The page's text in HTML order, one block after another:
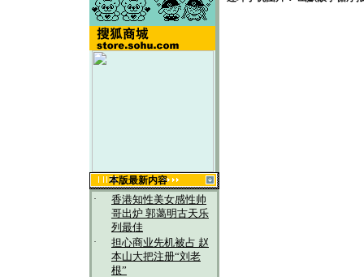
本版最新内容
·
香港知性美女感性帅
哥出炉 郭蔼明古天乐
列最佳
·
担心商业先机被占 赵
本山大把注册“刘老
根”